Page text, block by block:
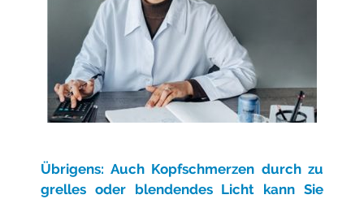
Übrigens: Auch Kopfschmerzen durch zu
grelles oder blendendes Licht kann Sie